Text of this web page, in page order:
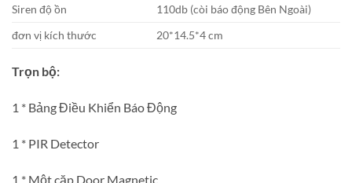
Siren độ ồn
110db (còi báo động Bên Ngoài)
đơn vị kích thước
20*14.5*4 cm
Trọn bộ:
1 * Bảng Điều Khiển Báo Động
1 * PIR Detector
1 * Một cặp Door Magnetic